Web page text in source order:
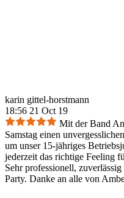
karin gittel-horstmann
18:56 21 Oct 19
Mit der Band
Samstag einen
um unser 15-jähriges
jederzeit das richtige Feeling
Sehr professionell,
Party. Danke an alle von